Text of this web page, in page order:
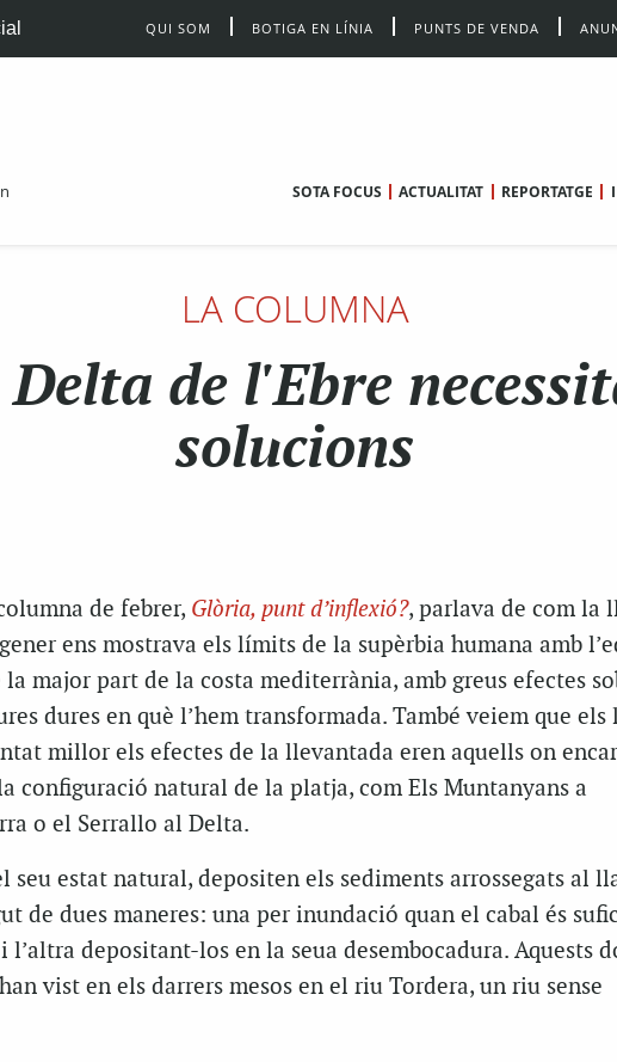
QUI SOM BOTIGA EN LÍNIA PUNTS DE VENDA
SOTA FOCUS ACTUALITAT REPORTATGE
LA COLUMNA
de l'Ebre
solucions
de febrer, Glòria, punt d’inflexió?, parlava de com la
ens mostrava els límits de la supèrbia humana amb
major part de la costa mediterrània, amb greus efectes
dures en què l’hem transformada. També veiem que els
millor els efectes de la llevantada eren aquells on
configuració natural de la platja, com Els Muntanyansa
o el Serrallo al Delta.
seu estat natural, depositenels sediments arrossegats al
de dues maneres: una per inundació quan el cabal és
l’altra depositant-losen la seua desembocadura. Aquests
vist en els darrers mesos en el riu Tordera, un riu sense